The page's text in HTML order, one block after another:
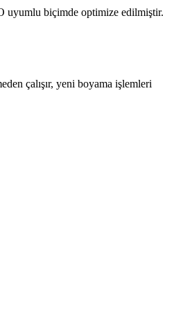
uyumlu biçimde optimize edilmiştir.
çalışır, yeni boyama işlemleri